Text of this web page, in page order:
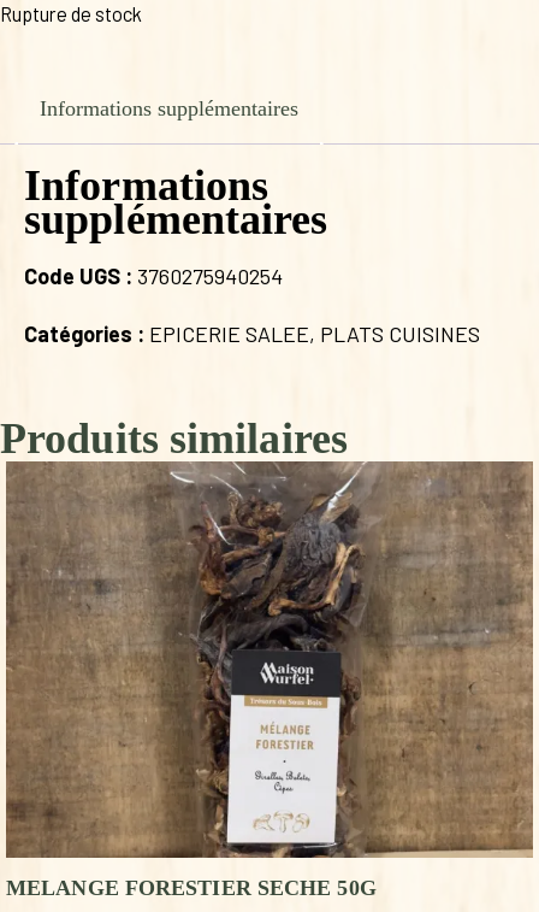
Rupture de stock
Informations supplémentaires
Informations
supplémentaires
Code UGS : 3760275940254
Catégories : EPICERIE SALEE, PLATS CUISINES
Produits similaires
MELANGE FORESTIER SECHE 50G